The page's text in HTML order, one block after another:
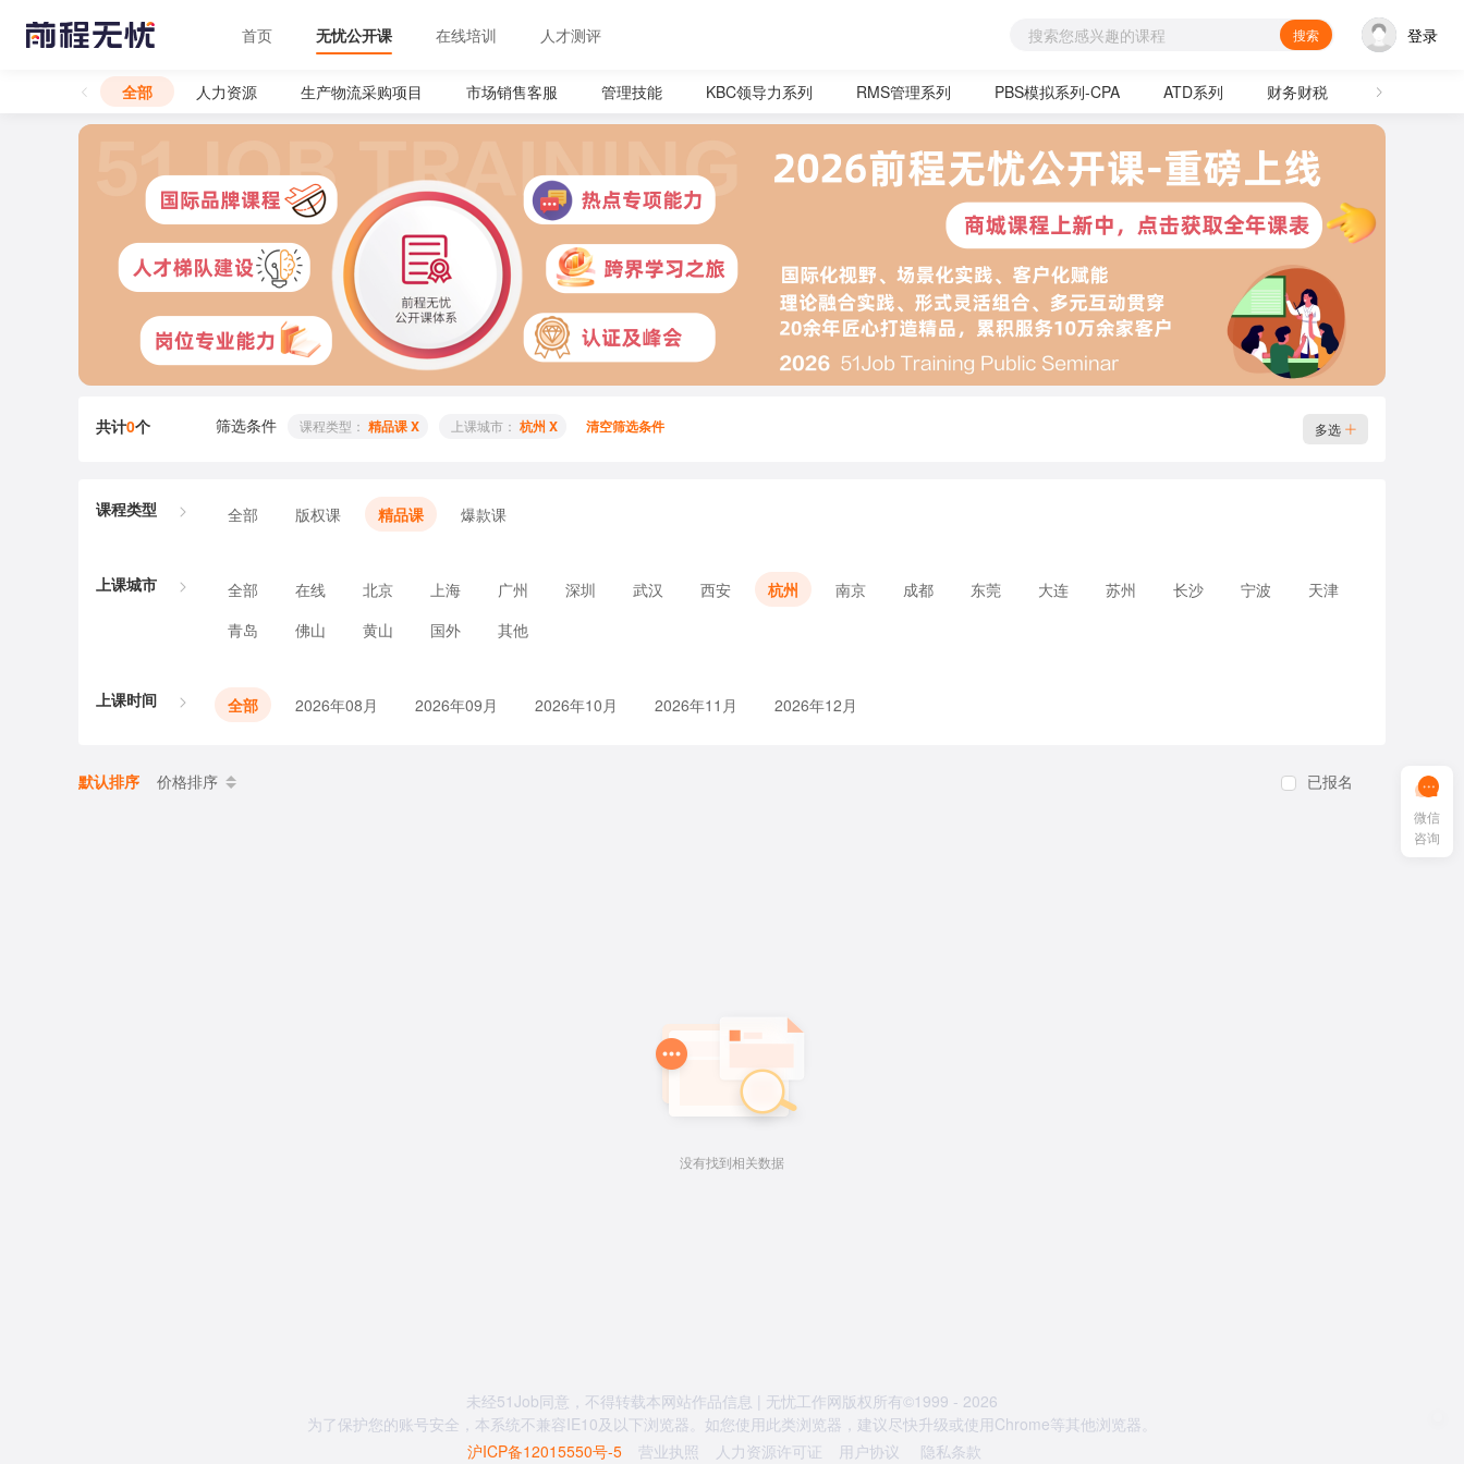
首页 无忧公开课 在线培训 人才测评 搜索 登录
全部 人力资源 生产物流采购项目 市场销售客服 管理技能 KBC领导力系列 RMS管理系列 PBS模拟系列-CPA ATD系列 财务财税 通用技能
共计0个 筛选条件 课程类型： 精品课 X 上课城市： 杭州 X 清空筛选条件 多选
课程类型 全部 版权课 精品课 爆款课
上课城市 全部 在线 北京 上海 广州 深圳 武汉 西安 杭州 南京 成都 东莞 大连 苏州 长沙 宁波
天津
青岛
佛山 黄山 国外 其他
上课时间 全部 2026年08月 2026年09月 2026年10月 2026年11月 2026年12月
默认排序 价格排序 已报名
没有找到相关数据
未经51Job同意，不得转载本网站作品信息 | 无忧工作网版权所有©1999 - 2026
为了保护您的账号安全，本系统不兼容IE10及以下浏览器。如您使用此类浏览器，建议尽快升级或使用Chrome等其他浏览器。
沪ICP备12015550号-5
营业执照 人力资源许可证 用户协议 隐私条款
微信
咨询